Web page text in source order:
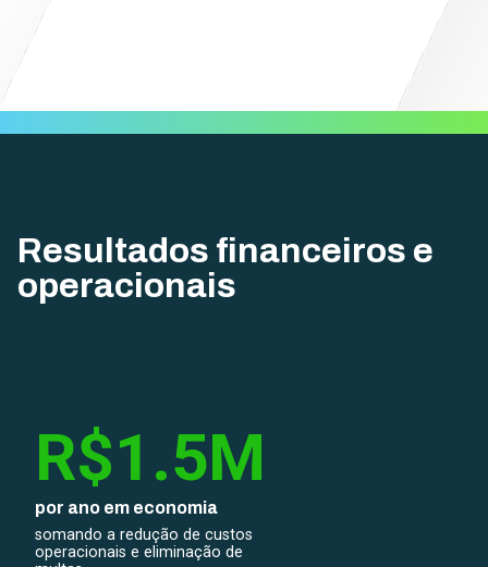
Resultados financeiros e
operacionais
R$1.5M
por ano em economia
somando a redução de custos
operacionais e eliminação de